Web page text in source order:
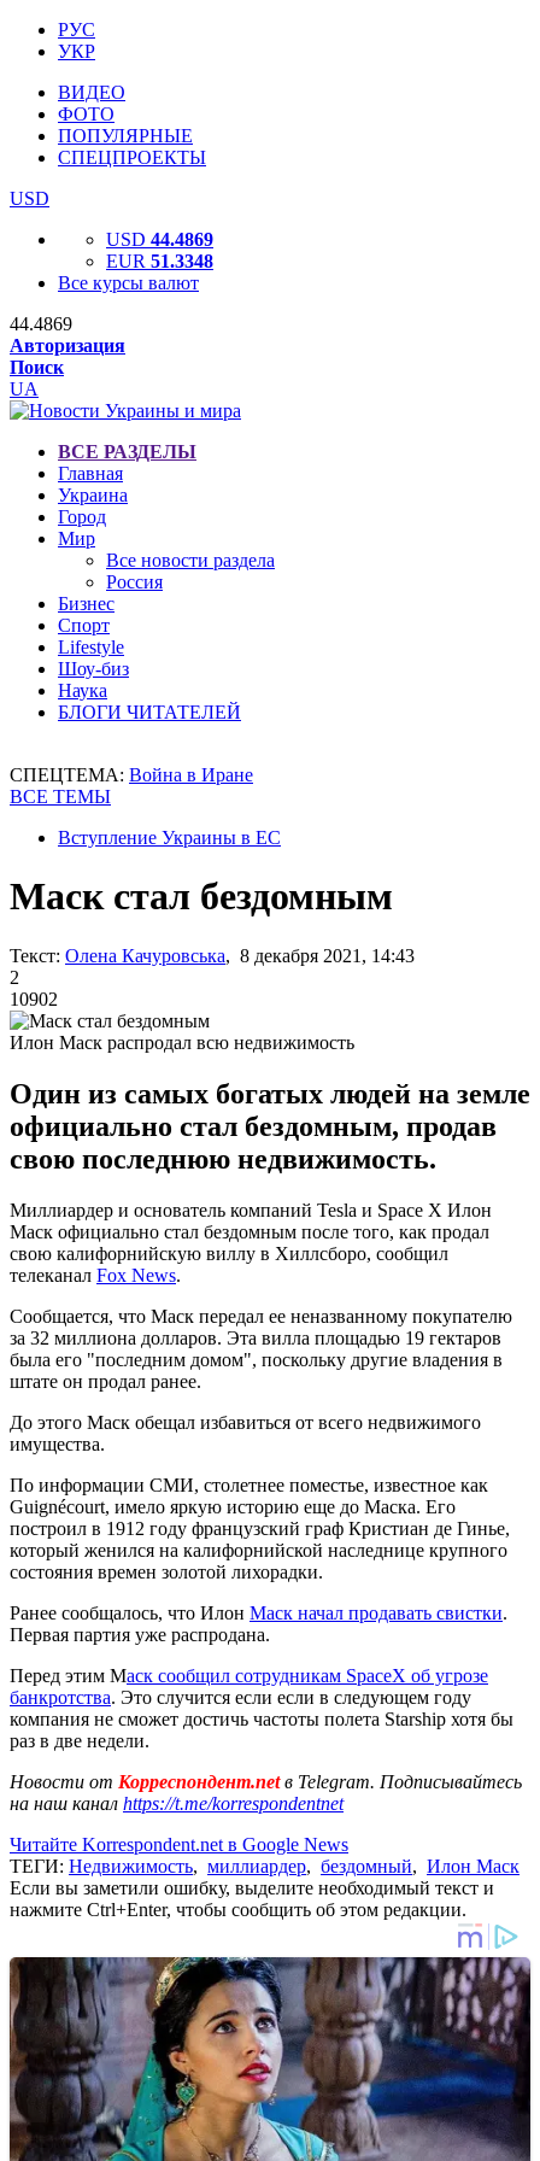
РУС
УКР
ВИДЕО
ФОТО
ПОПУЛЯРНЫЕ
СПЕЦПРОЕКТЫ
USD
USD 44.4869
EUR 51.3348
Все курсы валют
44.4869
Авторизация
Поиск
UA
ВСЕ РАЗДЕЛЫ
Главная
Украина
Город
Мир
Все новости раздела
Россия
Бизнес
Спорт
Lifestyle
Шоу-биз
Наука
БЛОГИ ЧИТАТЕЛЕЙ
СПЕЦТЕМА: Война в Иране
ВСЕ ТЕМЫ
Вступление Украины в ЕС
Маск стал бездомным
Текст: Олена Качуровська, 8 декабря 2021, 14:43
2
10902
Илон Маск распродал всю недвижимость
Один из самых богатых людей на земле
официально стал бездомным, продав
свою последнюю недвижимость.
Миллиардер и основатель компаний Tesla и Space X Илон
Маск официально стал бездомным после того, как продал
свою калифорнийскую виллу в Хиллсборо, сообщил
телеканал Fox News.
Сообщается, что Маск передал ее неназванному покупателю
за 32 миллиона долларов. Эта вилла площадью 19 гектаров
была его "последним домом", поскольку другие владения в
штате он продал ранее.
До этого Маск обещал избавиться от всего недвижимого
имущества.
По информации СМИ, столетнее поместье, известное как
Guignécourt, имело яркую историю еще до Маска. Его
построил в 1912 году французский граф Кристиан де Гинье,
который женился на калифорнийской наследнице крупного
состояния времен золотой лихорадки.
Ранее сообщалось, что Илон Маск начал продавать свистки.
Первая партия уже распродана.
Перед этим Маск сообщил сотрудникам SpaceX об угрозе
банкротства. Это случится если если в следующем году
компания не сможет достичь частоты полета Starship хотя бы
раз в две недели.
Новости от Корреспондент.netв Telegram. Подписывайтесь
на наш канал https://t.me/korrespondentnet
Читайте Korrespondent.net в Google News
ТЕГИ: Недвижимость, миллиардер, бездомный, Илон Маск
Если вы заметили ошибку, выделите необходимый текст и
нажмите Ctrl+Enter, чтобы сообщить об этом редакции.